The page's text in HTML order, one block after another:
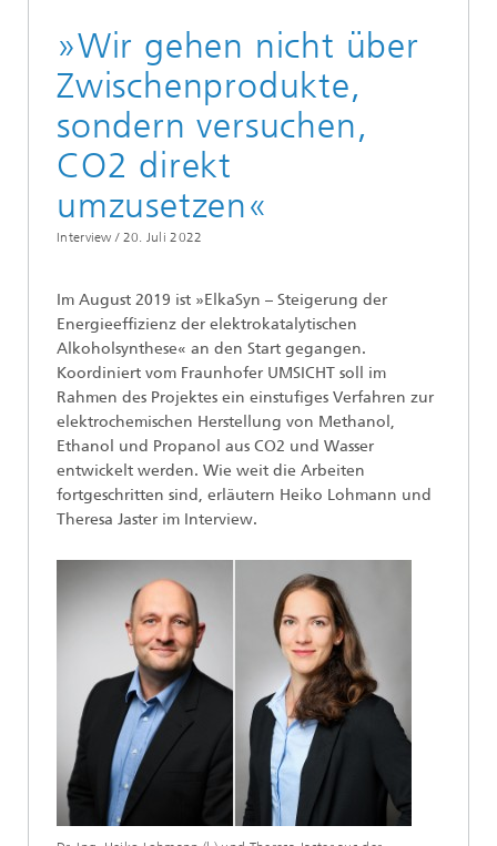
»Wir gehen nicht über
Zwischenprodukte,
sondern versuchen,
CO2 direkt
umzusetzen«
Interview / 20. Juli 2022
Im August 2019 ist »ElkaSyn – Steigerung der
Energieeffizienz der elektrokatalytischen
Alkoholsynthese« an den Start gegangen.
Koordiniert vom Fraunhofer UMSICHT soll im
Rahmen des Projektes ein einstufiges Verfahren zur
elektrochemischen Herstellung von Methanol,
Ethanol und Propanol aus CO2 und Wasser
entwickelt werden. Wie weit die Arbeiten
fortgeschritten sind, erläutern Heiko Lohmann und
Theresa Jaster im Interview.